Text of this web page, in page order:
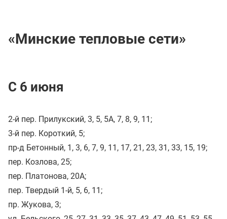
«Минские тепловые сети»
С 6 июня
2-й пер. Прилукский, 3, 5, 5А, 7, 8, 9, 11;
3-й пер. Короткий, 5;
пр-д Бетонный, 1, 3, 6, 7, 9, 11, 17, 21, 23, 31, 33, 15, 19;
пер. Козлова, 25;
пер. Платонова, 20А;
пер. Твердый 1-й, 5, 6, 11;
пр. Жукова, 3;